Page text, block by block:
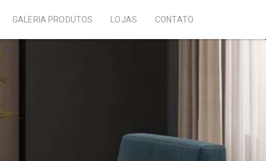
GALERIA PRODUTOS LOJAS CONTATO